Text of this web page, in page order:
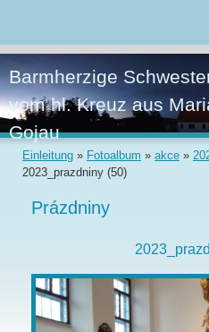
Barmherzige
vom hl. Kreuz aus
Gojau
Einleitung » Fotoalbum » akce »
2023_prazdniny (50)
Prázdniny